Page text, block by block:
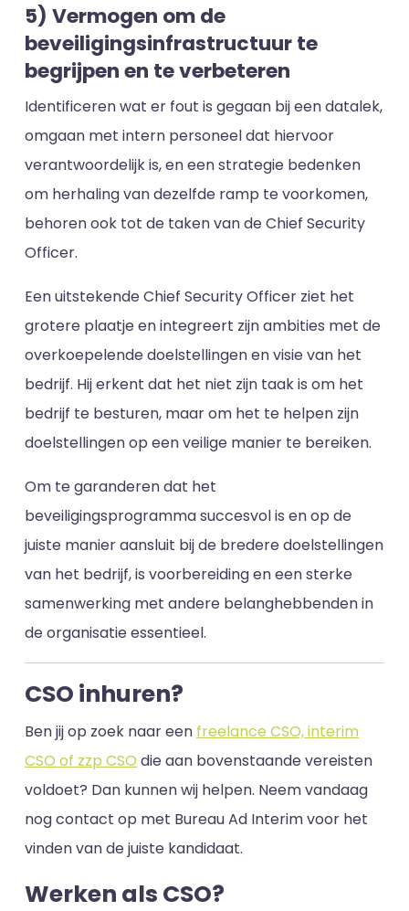
5) Vermogen om de
beveiligingsinfrastructuur te
begrijpen en te verbeteren
Identificeren wat er fout is gegaan bij een datalek,
omgaan met intern personeel dat hiervoor
verantwoordelijk is, en een strategie bedenken
om herhaling van dezelfde ramp te voorkomen,
behoren ook tot de taken van de Chief Security
Officer.
Een uitstekende Chief Security Officer ziet het
grotere plaatje en integreert zijn ambities met de
overkoepelende doelstellingen en visie van het
bedrijf. Hij erkent dat het niet zijn taak is om het
bedrijf te besturen, maar om het te helpen zijn
doelstellingen op een veilige manier te bereiken.
Om te garanderen dat het
beveiligingsprogramma succesvol is en op de
juiste manier aansluit bij de bredere doelstellingen
van het bedrijf, is voorbereiding en een sterke
samenwerking met andere belanghebbenden in
de organisatie essentieel.
CSO inhuren?
Ben jij op zoek naar een freelance CSO, interim
CSO of zzp CSO die aan bovenstaande vereisten
voldoet? Dan kunnen wij helpen. Neem vandaag
nog contact op met Bureau Ad Interim voor het
vinden van de juiste kandidaat.
Werken als CSO?